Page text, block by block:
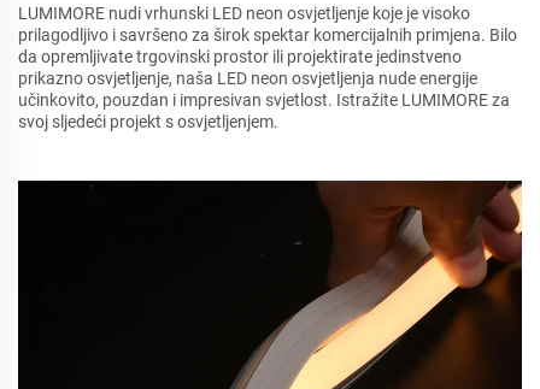
LUMIMORE nudi vrhunski LED neon osvjetljenje koje je visoko
prilagodljivo i savršeno za širok spektar komercijalnih primjena. Bilo
da opremljivate trgovinski prostor ili projektirate jedinstveno
prikazno osvjetljenje, naša LED neon osvjetljenja nude energije
učinkovito, pouzdan i impresivan svjetlost. Istražite LUMIMORE za
svoj sljedeći projekt s osvjetljenjem.